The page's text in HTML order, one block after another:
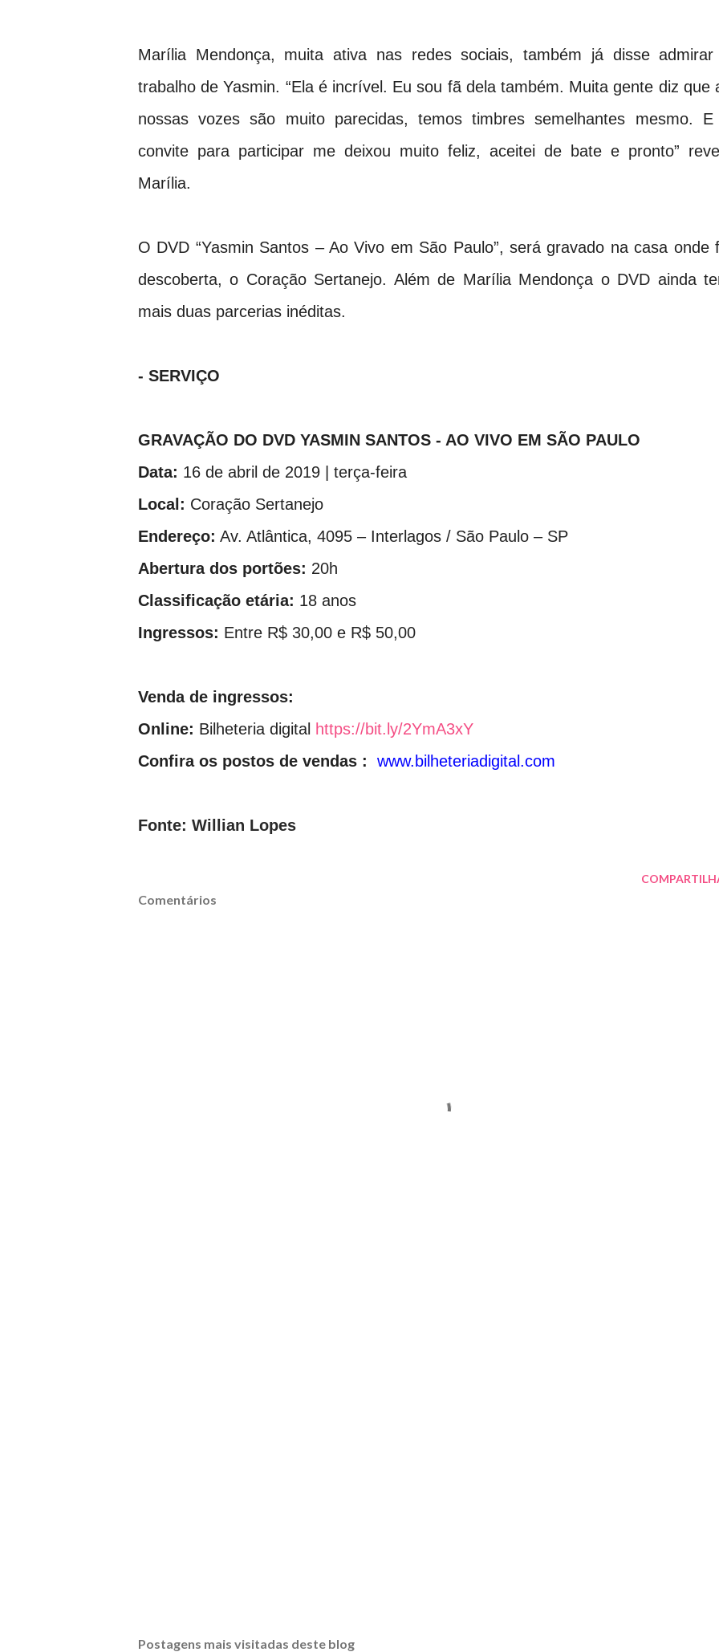
Marília Mendonça, muita ativa nas redes sociais, também já disse
trabalho de Yasmin. “Ela é incrível. Eu sou fã dela também. Muita gente diz que
nossas vozes são muito parecidas, temos timbres semelhantes mesmo.
convite para participar me deixou muito feliz, aceitei de bate e pronto”
Marília.
O DVD “Yasmin Santos – Ao Vivo em São Paulo”, será gravado na casa onde
descoberta, o Coração Sertanejo. Além de Marília Mendonça o DVD ainda
mais duas parcerias inéditas.
- SERVIÇO
GRAVAÇÃO DO DVD YASMIN SANTOS - AO VIVO EM SÃO PAULO
Data: 16 de abril de 2019 | terça-feira
Local: Coração Sertanejo
Endereço: Av. Atlântica, 4095 – Interlagos / São Paulo – SP
Abertura dos portões: 20h
Classificação etária: 18 anos
Ingressos: Entre R$ 30,00 e R$ 50,00
Venda de ingressos:
Online: Bilheteria digital https://bit.ly/2YmA3xY
Confira os postos de vendas :
www.bilheteriadigital.com
Fonte: Willian Lopes
Comentários
Postagens mais visitadas deste blog